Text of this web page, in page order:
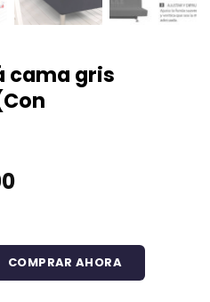
cama gris
El
es:
$109.900.
premium Tipo B (Con
COMPRAR AHORA